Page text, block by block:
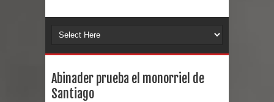
Entre 20 y 40 inmigrantes al día son
EE.UU., según NBC
Abinader prueba el monorriel de
Santiago